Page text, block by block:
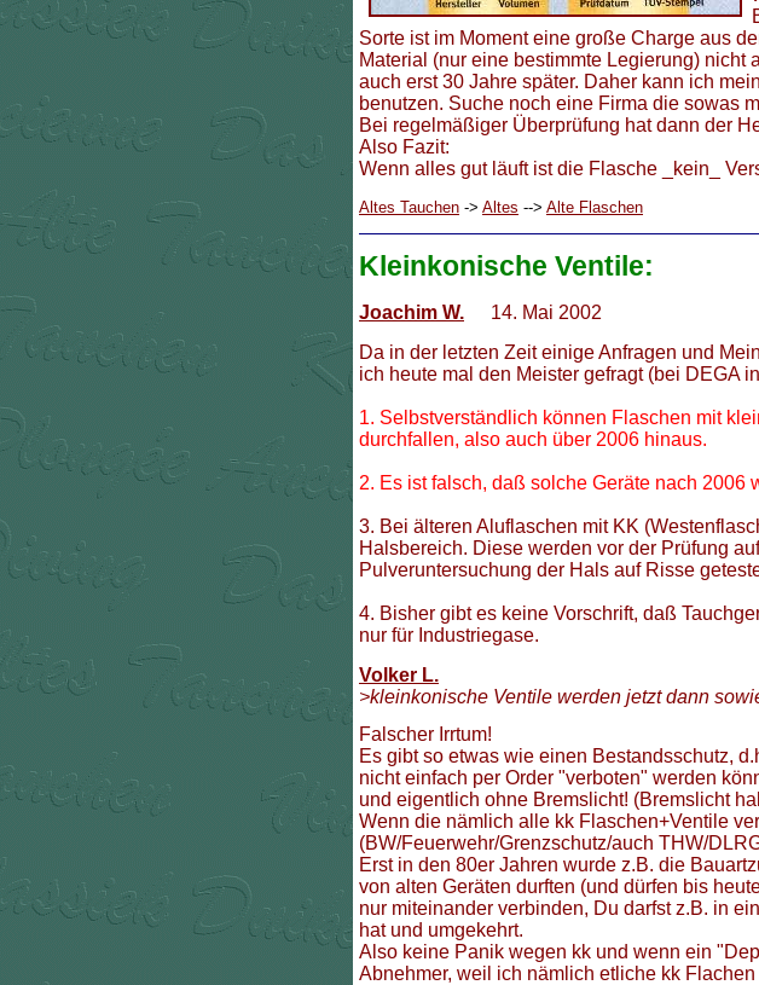
Sorte ist im Moment eine große Charge aus
Material (nur eine bestimmte Legierung)
auch erst 30 Jahre später. Daher kann ich
benutzen. Suche noch eine Firma die sowas
Bei regelmäßiger Überprüfung hat dann der
Also Fazit:
Wenn alles gut läuft ist die Flasche _kein_
Altes Tauchen -> Altes --> Alte Flaschen
Kleinkonische Ventile:
Joachim W.
14. Mai 2002
Da in der letzten Zeit einige Anfragen und
ich heute mal den Meister gefragt (bei DEGA
1. Selbstverständlich können Flaschen mit
durchfallen, also auch über 2006 hinaus.
2. Es ist falsch, daß solche Geräte nach 2006
3. Bei älteren Aluflaschen mit KK
Halsbereich. Diese werden vor der Prüfung
Pulveruntersuchung der Hals auf Risse
4. Bisher gibt es keine Vorschrift, daß
nur für Industriegase.
Volker L.
>kleinkonische Ventile werden jetzt dann
Falscher Irrtum!
Es gibt so etwas wie einen Bestandsschutz,
nicht einfach per Order "verboten" werden
und eigentlich ohne Bremslicht! (Bremslicht
Wenn die nämlich alle kk Flaschen+Ventile
(BW/Feuerwehr/Grenzschutz/auch THW/
Erst in den 80er Jahren wurde z.B. die
von alten Geräten durften (und dürfen bis
nur miteinander verbinden, Du darfst z.B. in
hat und umgekehrt.
Also keine Panik wegen kk und wenn ein
Abnehmer, weil ich nämlich etliche kk Flachen